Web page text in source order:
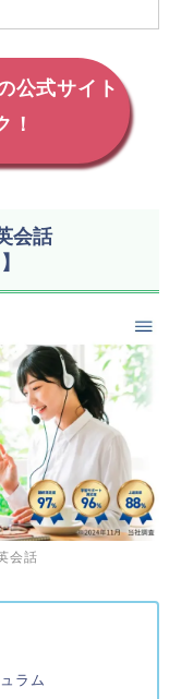
公式サイト
！
会話
会話
ラム